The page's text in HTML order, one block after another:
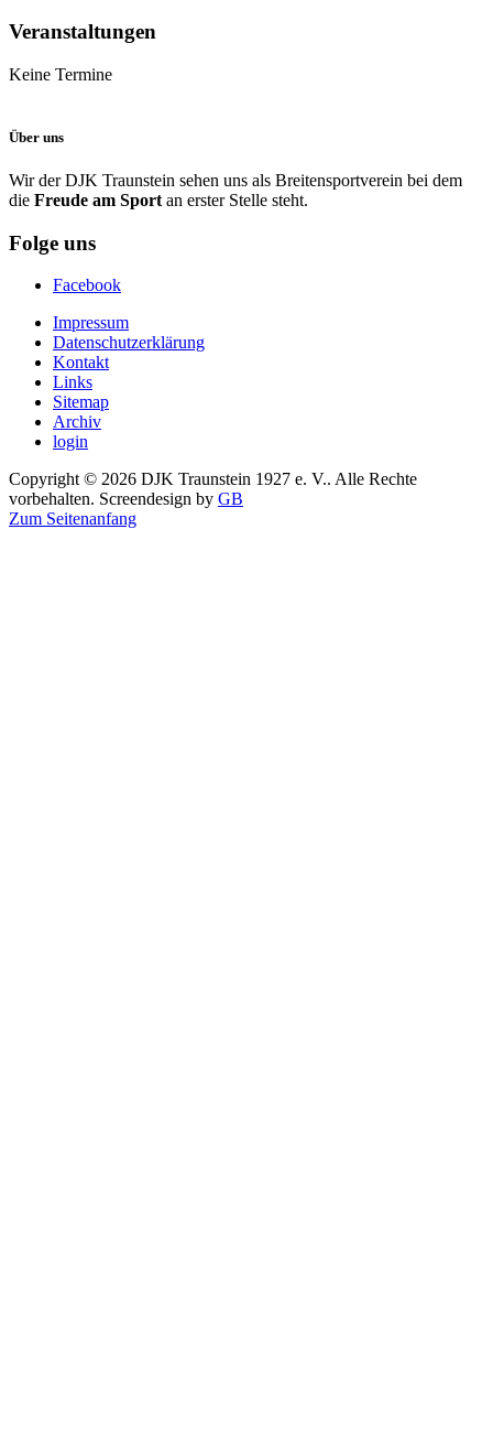
Veranstaltungen
Keine Termine
Über uns
Wir der DJK Traunstein sehen uns als Breitensportverein bei dem
die Freude am Sport an erster Stelle steht.
Folge uns
Facebook
Impressum
Datenschutzerklärung
Kontakt
Links
Sitemap
Archiv
login
Copyright © 2026 DJK Traunstein 1927 e. V.. Alle Rechte
vorbehalten. Screendesign by GB
Zum Seitenanfang